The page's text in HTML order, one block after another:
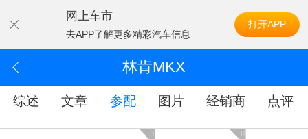
网上车市
去APP了解更多精彩汽车信息
打开APP
林肯MKX
综述 文章 参配 图片 经销商 点评